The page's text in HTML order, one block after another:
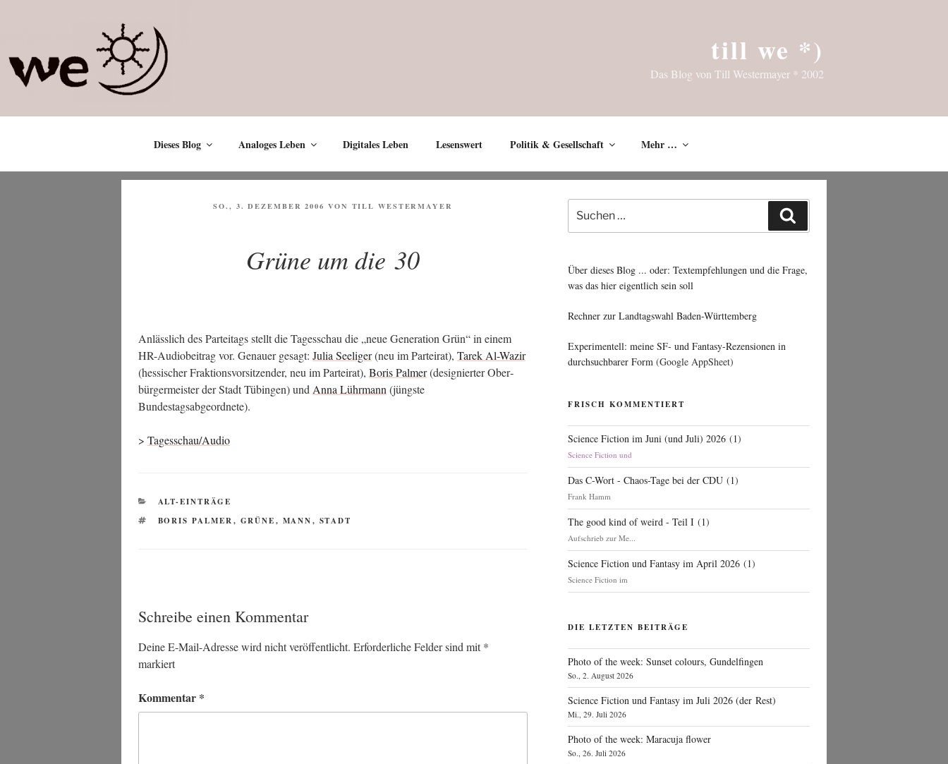
till we *)
Das Blog von Till Westermayer * 2002
Dieses Blog Analoges Leben Digitales Leben Lesenswert Politik & Gesellschaft Mehr …
VERÖFFENTLICHT
SO., 3. DEZEMBER 2006 VON TILL WESTERMAYER
Grüne um die 30
Anläss­lich des Par­tei­tags stellt die Tages­schau die „neue Gene­ra­ti­on Grün“ in einem
HR-Audio­bei­trag vor. Genau­er gesagt: Julia See­li­ger(neu im Par­tei­rat), Tarek Al-Wazir
(hes­si­scher Frak­ti­ons­vor­sit­zen­der, neu im Par­tei­rat), Boris Pal­mer(desi­gnier­ter Ober­
bür­ger­meis­ter der Stadt Tübin­gen) und Anna Lühr­mann (jüngs­te
Bundestagsabgeordnete).
> Tagesschau/Audio
KATEGORIEN
ALT-EINTRÄGE
SCHLAGWÖRTER
BORIS PALMER, GRÜNE, MANN, STADT
Schreibe einen Kommentar
Deine E-Mail-Adresse wird nicht veröffentlicht. Erforderliche Felder sind mit*
markiert
Kommentar *
nach:
Über dieses Blog ... oder: Textempfehlungen und die Frage,
was das hier eigentlich sein soll
Rechner zur Landtagswahl Baden-Württemberg
Experimentell: meine SF- und Fantasy-Rezensionen in
durchsuchbarer Form (Google AppSheet)
FRISCH KOMMENTIERT
Science Fiction im Juni (und Juli) 2026 (1)
Science Fiction und
Das C-Wort - Chaos-Tage bei der CDU (1)
Frank Hamm
The good kind of weird - Teil I (1)
Aufschrieb zur Me...
Science Fiction und Fantasy im April 2026 (1)
Science Fiction im
DIE LETZTEN BEITRÄGE
Photo of the week: Sunset colours, Gundelfingen
So., 2. August 2026
Science Fiction und Fantasy im Juli 2026 (der Rest)
Mi., 29. Juli 2026
Photo of the week: Maracuja flower
So., 26. Juli 2026